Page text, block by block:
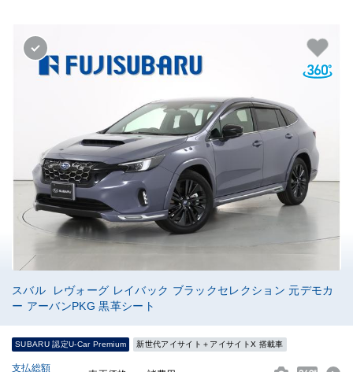
スバル レヴォーグ レイバック ブラックセレクション 元デモカ
ー アーバンPKG 黒革シート
SUBARU 認定U-Car Premium 新世代アイサイト＋アイサイトX 搭載車
支払総額